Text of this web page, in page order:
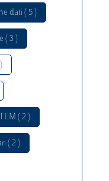
dati ( 5 )
( 3 )
( 2 )
( 2 )